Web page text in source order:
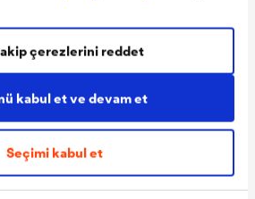
kabul et ve devam et
Seçimi kabul et
çerezlerini reddet
Patentli kendinden yapışkanlı
kenara ve PET nem depolama
keçesine sahip, difüzyona açık
poliüretan kaplamalı muflon
B,s1,d2, EN 13501-1
yaklaşık olarak 450/400 N/5